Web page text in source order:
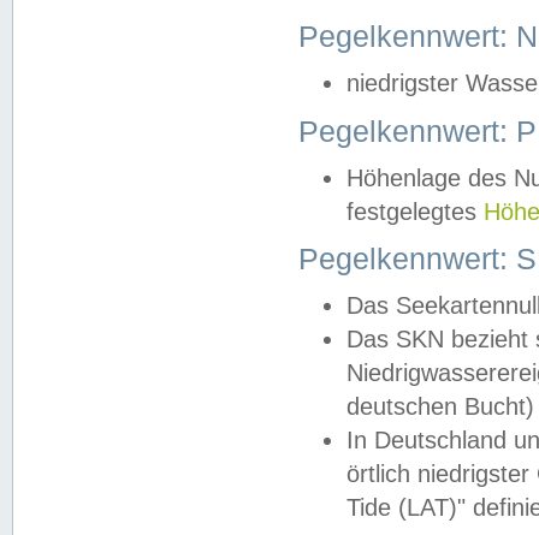
Pegelkennwert:
niedrigster
Pegelkennwert:
Höhenlage des
festgelegtes
Pegelkennwert:
Das
Das SKN
deutschen
In Deutschland
örtlich
Tide (LAT)"